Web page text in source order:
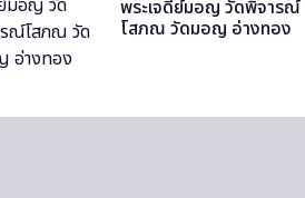
พระเจดีย์มอญ วัดพิจารณ์
โสภณ วัดมอญ อ่างทอง